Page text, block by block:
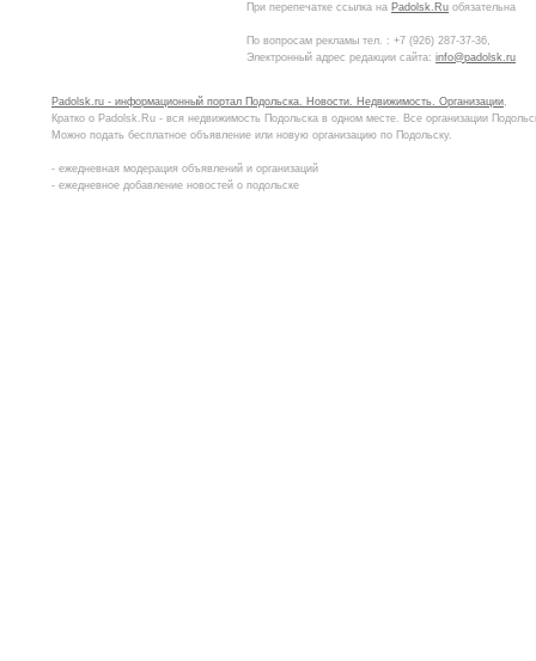
При перепечатке ссылка на Padolsk.Ru обязательна
По вопросам рекламы тел. : +7 (926) 287-37-36,
Электронный адрес редакции сайта: info@padolsk.ru
Padolsk.ru - информационный портал Подольска. Новости. Недвижимость. Организации,
Кратко о Padolsk.Ru - вся недвижимость Подольска в одном месте. Все организации
Можно подать бесплатное объявление или новую организацию по Подольску.
- ежедневная модерация объявлений и организаций
- ежедневное добавление новостей о подольске